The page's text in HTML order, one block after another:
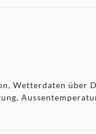
Wetterdaten über